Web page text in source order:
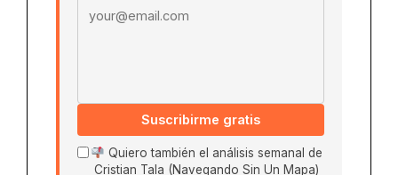
Suscribirme gratis
Quiero también el análisis semanal de
Cristian Tala (Navegando Sin Un Mapa)